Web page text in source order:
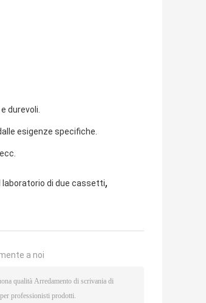
durevoli.
esigenze specifiche.
laboratorio di due cassetti,
a noi